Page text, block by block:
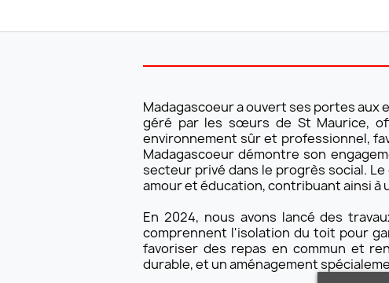
Madagascoeur a ouvert ses portes aux
géré par les sœurs de St Maurice,
environnement sûr et professionnel,
Madagascoeur démontre son
secteur privé dans le progrès social.
amour et éducation, contribuant ainsi à
En 2024, nous avons lancé des
comprennent l'isolation du toit pour
favoriser des repas en commun et
durable, et un aménagement